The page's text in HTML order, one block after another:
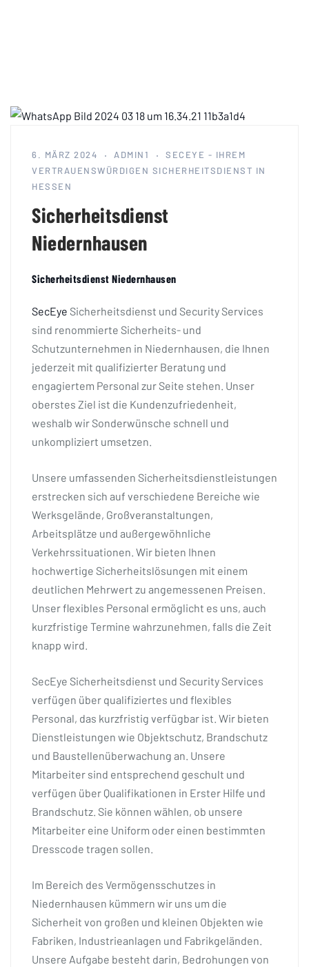
6. MÄRZ 2024 ADMIN1
SECEYE - IHREM
VERTRAUENSWÜRDIGEN SICHERHEITSDIENST IN
HESSEN
Sicherheitsdienst
Niedernhausen
Sicherheitsdienst Niedernhausen
SecEye Sicherheitsdienst und Security Services
sind renommierte Sicherheits- und
Schutzunternehmen in Niedernhausen, die Ihnen
jederzeit mit qualifizierter Beratung und
engagiertem Personal zur Seite stehen. Unser
oberstes Ziel ist die Kundenzufriedenheit,
weshalb wir Sonderwünsche schnell und
unkompliziert umsetzen.
Unsere umfassenden Sicherheitsdienstleistungen
erstrecken sich auf verschiedene Bereiche wie
Werksgelände, Großveranstaltungen,
Arbeitsplätze und außergewöhnliche
Verkehrssituationen. Wir bieten Ihnen
hochwertige Sicherheitslösungen mit einem
deutlichen Mehrwert zu angemessenen Preisen.
Unser flexibles Personal ermöglicht es uns, auch
kurzfristige Termine wahrzunehmen, falls die Zeit
knapp wird.
SecEye Sicherheitsdienst und Security Services
verfügen über qualifiziertes und flexibles
Personal, das kurzfristig verfügbar ist. Wir bieten
Dienstleistungen wie Objektschutz, Brandschutz
und Baustellenüberwachung an. Unsere
Mitarbeiter sind entsprechend geschult und
verfügen über Qualifikationen in Erster Hilfe und
Brandschutz. Sie können wählen, ob unsere
Mitarbeiter eine Uniform oder einen bestimmten
Dresscode tragen sollen.
Im Bereich des Vermögensschutzes in
Niedernhausen kümmern wir uns um die
Sicherheit von großen und kleinen Objekten wie
Fabriken, Industrieanlagen und Fabrikgeländen.
Unsere Aufgabe besteht darin, Bedrohungen von